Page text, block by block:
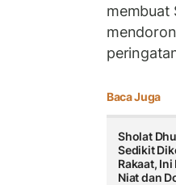
membuat
Baca Juga
Sholat
Sedikit
Rakaat, Ini
Niat dan